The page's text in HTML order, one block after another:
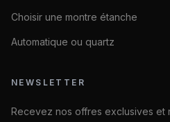
Choisir une montre étanche
Automatique ou quartz
NEWSLETTER
Recevez nos offres exclusives et